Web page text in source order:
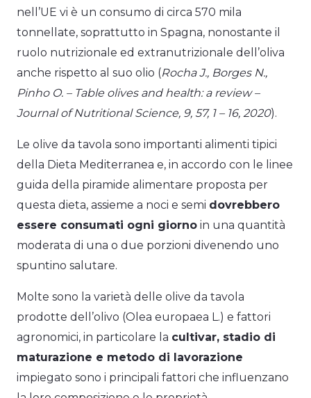
nell’UE vi è un consumo di circa 570 mila
tonnellate, soprattutto in Spagna, nonostante il
ruolo nutrizionale ed extranutrizionale dell’oliva
anche rispetto al suo olio (Rocha J., Borges N.,
Pinho O. – Table olives and health: a review –
Journal of Nutritional Science, 9, 57, 1 – 16, 2020).
Le olive da tavola sono importanti alimenti tipici
della Dieta Mediterranea e, in accordo con le linee
guida della piramide alimentare proposta per
questa dieta, assieme a noci e semi dovrebbero
essere consumati ogni giorno in una quantità
moderata di una o due porzioni divenendo uno
spuntino salutare.
Molte sono la varietà delle olive da tavola
prodotte dell’olivo (Olea europaea L.) e fattori
agronomici, in particolare la cultivar, stadio di
maturazione e metodo di lavorazione
impiegato sono i principali fattori che influenzano